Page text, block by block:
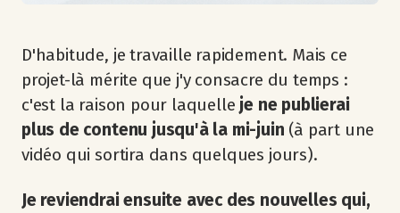
D'habitude, je travaille rapidement. Mais ce
projet-là mérite que j'y consacre du temps :
c'est la raison pour laquelle je ne publierai
plus de contenu jusqu'à la mi-juin (à part une
vidéo qui sortira dans quelques jours).
Je reviendrai ensuite avec des nouvelles qui,